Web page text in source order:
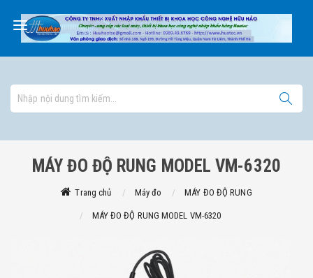
MÁY ĐO ĐỘ RUNG MODEL VM-6320
Trang chủ Máy đo MÁY ĐO ĐỘ RUNG
MÁY ĐO ĐỘ RUNG MODEL VM-6320